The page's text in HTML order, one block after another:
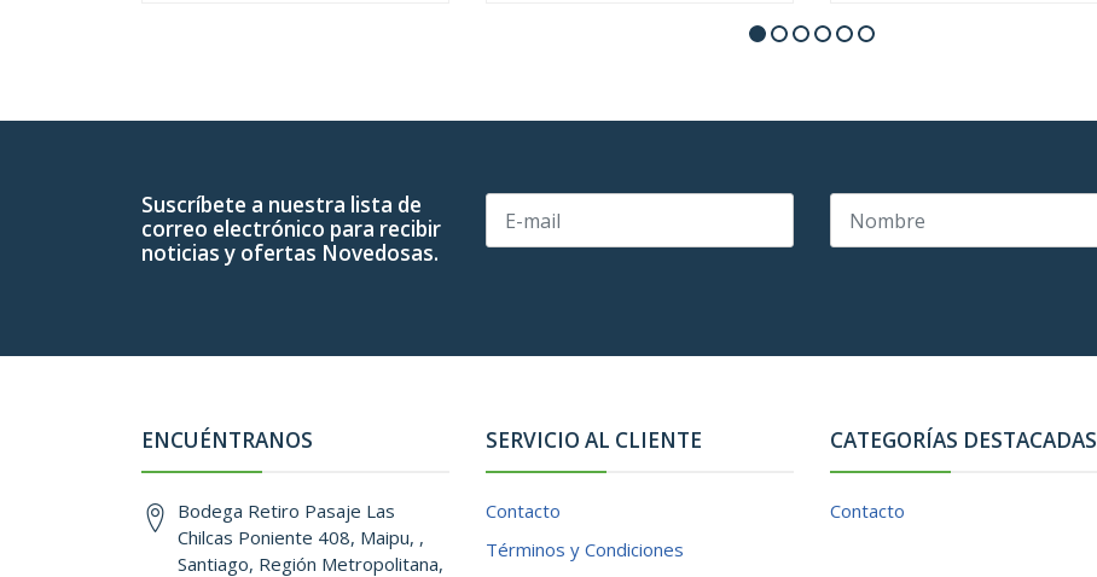
Suscríbete a nuestra lista de
correo electrónico para recibir
noticias y ofertas Novedosas.
ENCUÉNTRANOS
Bodega Retiro Pasaje Las
Chilcas Poniente 408, Maipu, ,
Santiago, Región Metropolitana,
SERVICIO AL CLIENTE
Contacto
Términos y Condiciones
CATEGORÍAS DESTACADAS
Contacto